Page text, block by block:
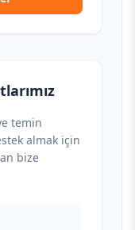
temin
almak için
bize